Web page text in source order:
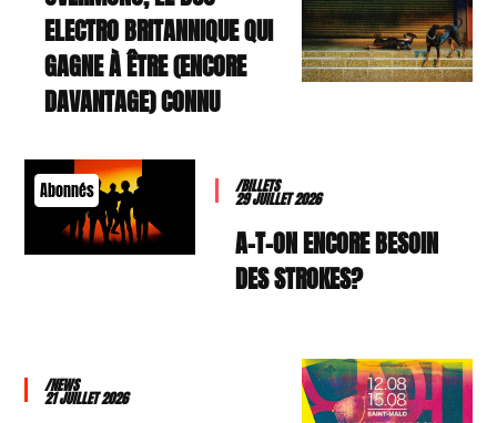
ELECTRO BRITANNIQUE QUI
GAGNE À ÊTRE (ENCORE
DAVANTAGE) CONNU
Abonnés /BILLETS
29 JUILLET 2026
A-T-ON ENCORE BESOIN
DES STROKES?
/NEWS
21 JUILLET 2026